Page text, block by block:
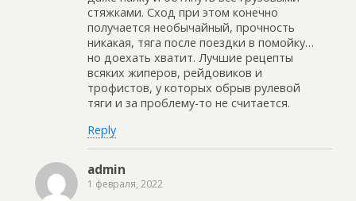
стяжками. Сход при этом конечно
получается необычайный, прочность
никакая, тяга после поездки в помойку…
но доехать хватит. Лучшие рецепты
всяких жиперов, рейдовиков и
трофистов, у которых обрыв рулевой
тяги и за проблему-то не считается.
Reply
admin
1 февраля, 2022